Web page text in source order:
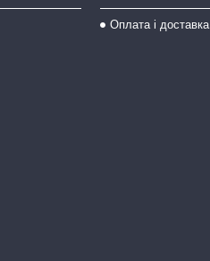
Оплата і доставка